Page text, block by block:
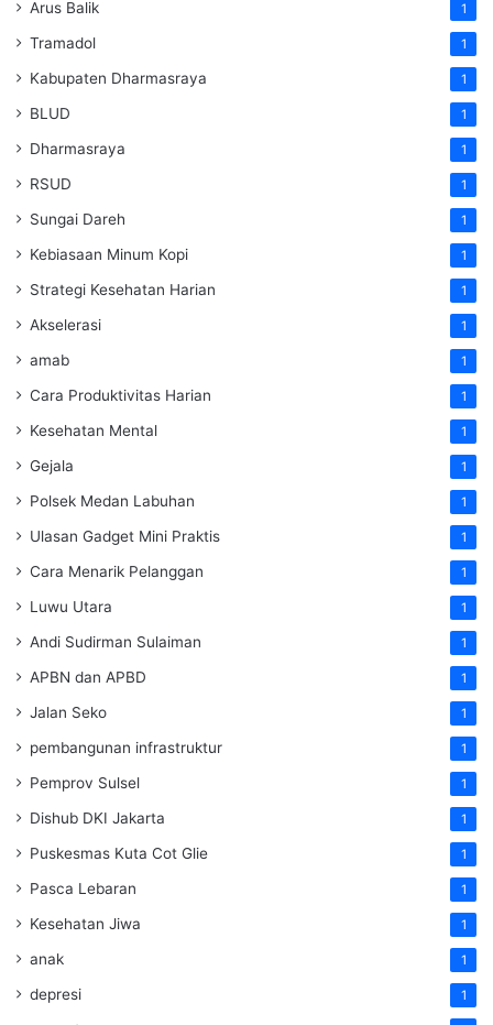
Arus Balik 1
Tramadol 1
Kabupaten Dharmasraya 1
BLUD 1
Dharmasraya 1
RSUD 1
Sungai Dareh 1
Kebiasaan Minum Kopi 1
Strategi Kesehatan Harian 1
Akselerasi 1
amab 1
Cara Produktivitas Harian 1
Kesehatan Mental 1
Gejala 1
Polsek Medan Labuhan 1
Ulasan Gadget Mini Praktis 1
Cara Menarik Pelanggan 1
Luwu Utara 1
Andi Sudirman Sulaiman 1
APBN dan APBD 1
Jalan Seko 1
pembangunan infrastruktur 1
Pemprov Sulsel 1
Dishub DKI Jakarta 1
Puskesmas Kuta Cot Glie 1
Pasca Lebaran 1
Kesehatan Jiwa 1
anak 1
depresi 1